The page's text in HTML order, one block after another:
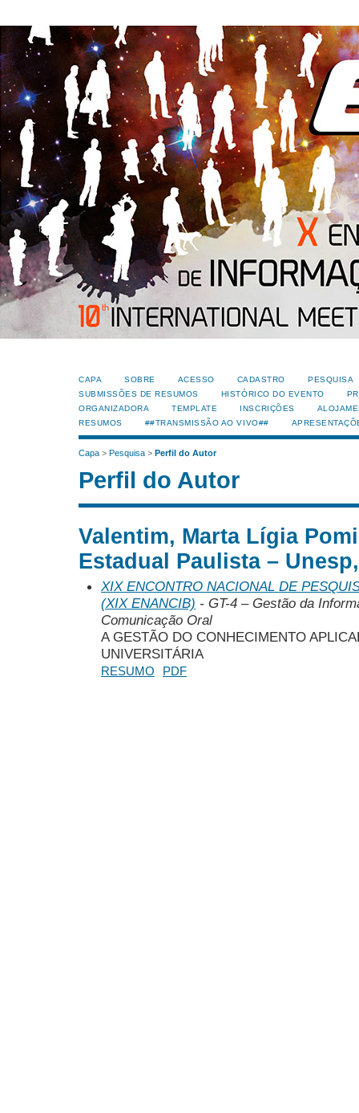
CAPA SOBRE ACESSO CADASTRO
PESQUISA
SUBMISSÕES DE RESUMOS
HISTÓRICO DO EVENTO
ORGANIZADORA
TEMPLATE INSCRIÇÕES
RESUMOS
##TRANSMISSÃO AO VIVO##
Capa > Pesquisa > Perfil do Autor
Perfil do Autor
Valentim, Marta Lígia
Estadual Paulista –
XIX ENCONTRO NACIONAL DE
(XIX ENANCIB) - GT-4 – Gestão da
Comunicação Oral
A GESTÃO DO CONHECIMENTO
UNIVERSITÁRIA
RESUMO PDF